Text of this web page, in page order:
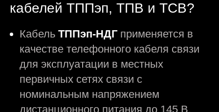
кабелей ТППэп, ТПВ и ТСВ?
Кабель ТППэп-НДГ применяется в
качестве телефонного кабеля связи
для эксплуатации в местных
первичных сетях связи с
номинальным напряжением
дистанционного питания до 145 В,